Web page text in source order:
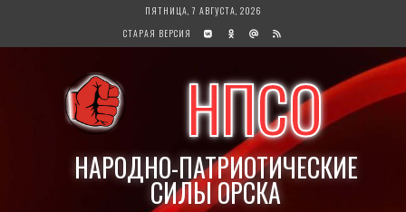
содержимому
ПЯТНИЦА, 7 АВГУСТА, 2026
СТАРАЯ ВЕРСИЯ
НПСО
НАРОДНО-ПАТРИОТИЧЕСКИЕ
СИЛЫ ОРСКА